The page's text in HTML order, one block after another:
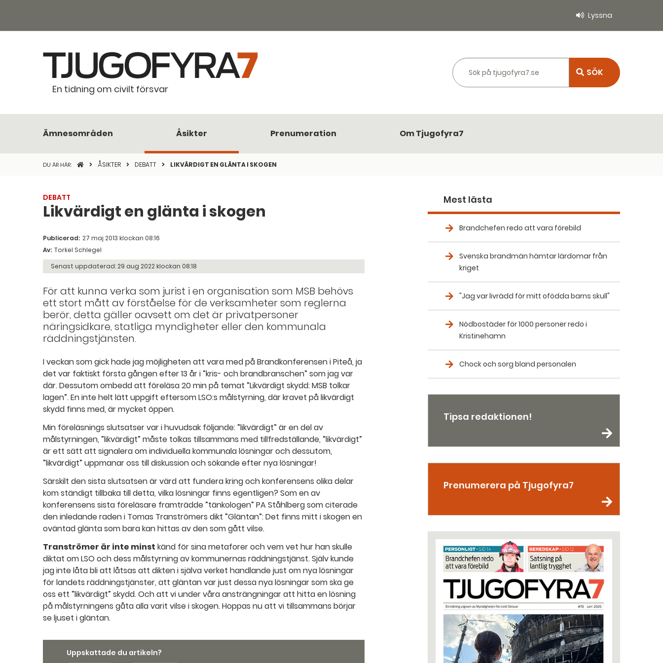
Lyssna
En tidning om civilt försvar
Sök på tjugofyra7.se
Ämnesområden Åsikter Prenumeration Om Tjugofyra7
DU ÄR HÄR: STARTSIDAN
ÅSIKTER DEBATT LIKVÄRDIGT EN GLÄNTA I SKOGEN
DEBATT
Likvärdigt en glänta i skogen
Publicerad: 27 maj 2013 klockan 08:16
Av: Torkel Schlegel
Senast uppdaterad:29 aug 2022 klockan 08:18
För att kunna verka som jurist i en organisation som MSB behövs
ett stort mått av förståelse för de verksamheter som reglerna
berör, detta gäller oavsett om det är privatpersoner
näringsidkare, statliga myndigheter eller den kommunala
räddningstjänsten.
I veckan som gick hade jag möjligheten att vara med på Brandkonferensen i Piteå, ja
det var faktiskt första gången efter 13 år i ”kris- och brandbranschen” som jag var
där. Dessutom ombedd att föreläsa 20 min på temat ”Likvärdigt skydd: MSB tolkar
lagen”. En inte helt lätt uppgift eftersom LSO:s målstyrning, där kravet på likvärdigt
skydd finns med, är mycket öppen.
Min föreläsnings slutsatser var i huvudsak följande: ”likvärdigt” är en del av
målstyrningen, ”likvärdigt” måste tolkas tillsammans med tillfredställande, ”likvärdigt”
är ett sätt att signalera om individuella kommunala lösningar och dessutom,
”likvärdigt” uppmanar oss till diskussion och sökande efter nya lösningar!
Särskilt den sista slutsatsen är värd att fundera kring och konferensens olika delar
kom ständigt tillbaka till detta, vilka lösningar finns egentligen? Som en av
konferensens sista föreläsare framträdde ”tänkologen” PA Ståhlberg som citerade
den inledande raden i Tomas Tranströmers dikt ”Gläntan”: Det finns mitt i skogen en
oväntad glänta som bara kan hittas av den som gått vilse.
Tranströmer är inte minst känd för sina metaforer och vem vet hur han skulle
diktat om LSO och dess målstyrning av kommunernas räddningstjänst. Själv kunde
jag inte låta bli att låtsas att dikten i själva verket handlande just om nya lösningar
för landets räddningstjänster, att gläntan var just dessa nya lösningar som ska ge
oss ett ”likvärdigt” skydd. Och att vi under våra ansträngningar att hitta en lösning
på målstyrningens gåta alla varit vilse i skogen. Hoppas nu att vi tillsammans börjar
se ljuset i gläntan.
Uppskattade du artikeln?
Mest lästa
Brandchefen redo att vara förebild
Svenska brandmän hämtar lärdomar från
kriget
"Jag var livrädd för mitt ofödda barns skull"
Nödbostäder för 1000 personer redo i
Kristinehamn
Chock och sorg bland personalen
Tipsa redaktionen!
Prenumerera på Tjugofyra7